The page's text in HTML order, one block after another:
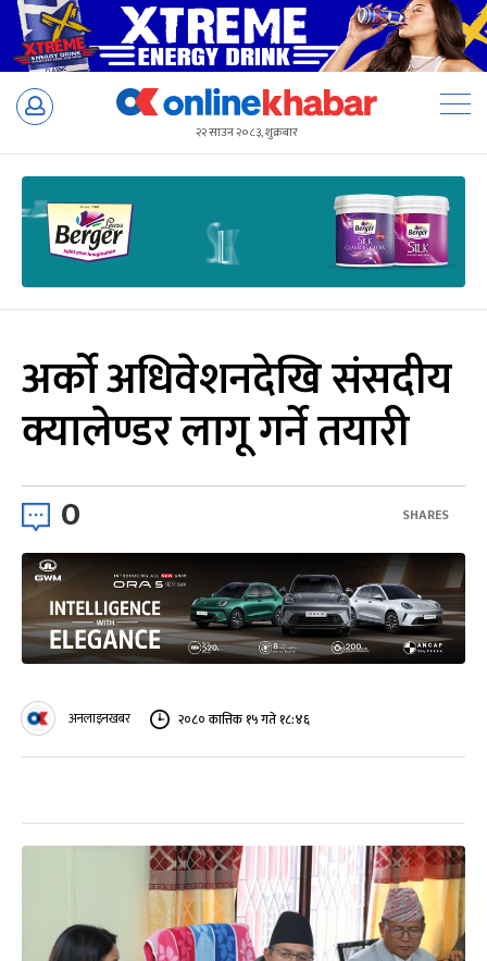
Skip
२२ साउन २०८३, शुक्रबार
अर्को अधिवेशनदेखि संसदीय
क्यालेण्डर लागू गर्ने तयारी
0 SHARES
अनलाइनखबर २०८० कात्तिक १५ गते १८:४६